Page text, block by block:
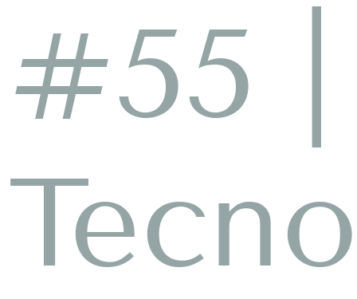
#55 |